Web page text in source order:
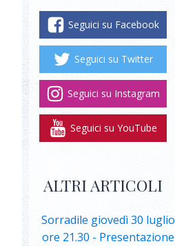
Seguici su Facebook
Seguici su Twitter
Seguici su Instagram
Seguici su YouTube
ALTRI ARTICOLI
Sorradile giovedì 30 luglio
ore 21.30 - Presentazione